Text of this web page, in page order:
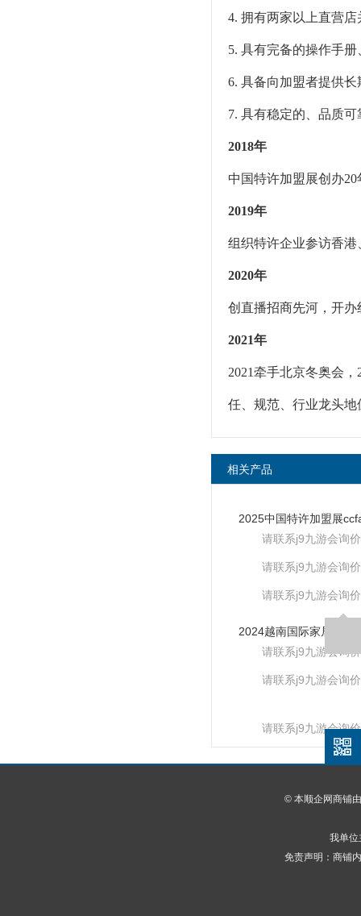
4. 拥有两家以上直营
5. 具有完备的操作手
6. 具备向加盟者提供
7. 具有稳定的、品质
2018年
中国特许加盟展创办
2019年
组织特许企业参访香
2020年
创直播招商先河，开办
2021年
2021牵手北京冬奥会
任、规范、行业龙头地
相关产品
请联系j9九游会询价
请联系j9九游会询价
请联系j9九游会询价
请联系j9九游会询价
请联系j9九游会询价
请联系j9九游会询价
© 本顺企网商铺由
我单位
免责声明：商铺